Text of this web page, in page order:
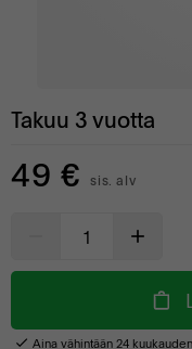
Takuu 3 vuotta
49 € sis. alv
Aina vähintään 24